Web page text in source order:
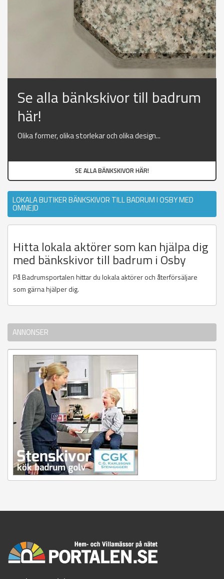
Se alla bänkskivor till badrum
här!
Olika former, olika storlekar och olika design...
SE ALLA BÄNKSKIVOR HÄR!
LOKALA BUTIKER BÄNKSKIVOR TILL BADRUM I OSBY MED
OMNEJD
Hitta lokala aktörer som kan hjälpa dig
med bänkskivor till badrum i Osby
På Badrumsportalen hittar du lokala aktörer och återförsäljare
som gärna hjälper dig.
ANNONSER